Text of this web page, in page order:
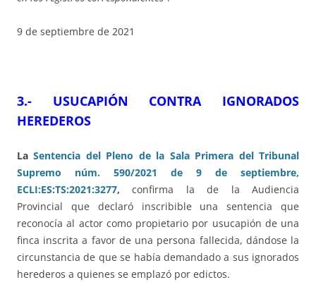
9 de septiembre de 2021
3.- USUCAPIÓN CONTRA IGNORADOS
HEREDEROS
LaSentencia del Pleno de la Sala Primera del Tribunal
Supremo núm. 590/2021 de 9 de septiembre,
ECLI:ES:TS:2021:3277,confirma la de la Audiencia
Provincial que declaró inscribible una sentencia que
reconocía al actor como propietario por usucapión de una
finca inscrita a favor de una persona fallecida, dándose la
circunstancia de que se había demandado a sus ignorados
herederos a quienes se emplazó por edictos.